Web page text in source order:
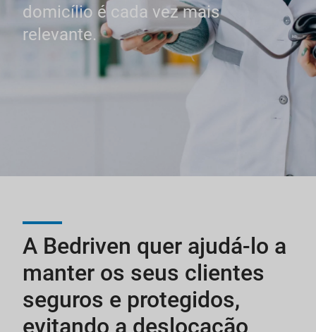
domicílio é cada vez mais
relevante.
A Bedriven quer ajudá-lo a
manter os seus clientes
seguros e protegidos,
evitando a deslocação